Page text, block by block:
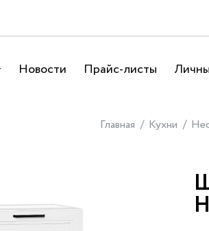
Новости Прайс-листы
Главная Кухни